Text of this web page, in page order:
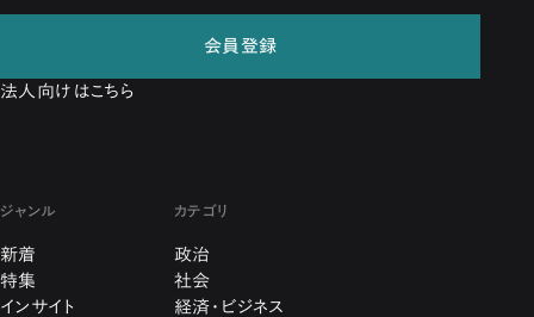
会員登録
法人向けはこちら
ジャンル
新着
特集
インサイト
カテゴリ
政治
社会
経済・ビジネス